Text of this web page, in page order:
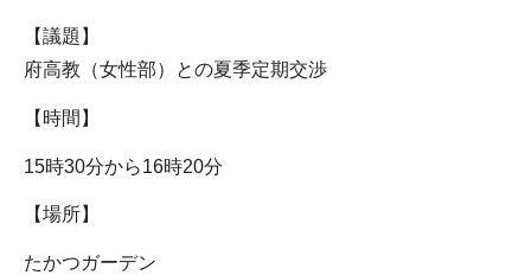
【議題】
府高教（女性部）との夏季定期交渉
【時間】
15時30分から16時20分
【場所】
たかつガーデン